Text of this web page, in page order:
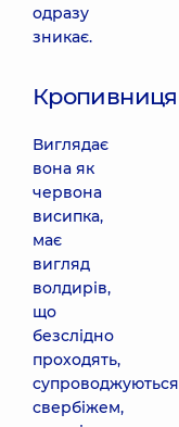
одразу
зникає.
Кропивниця
Виглядає
вона як
червона
висипка,
має
вигляд
волдирів,
що
безслідно
проходять,
супроводжуються
свербіжем,